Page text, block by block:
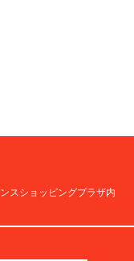
スショッピングプラザ内